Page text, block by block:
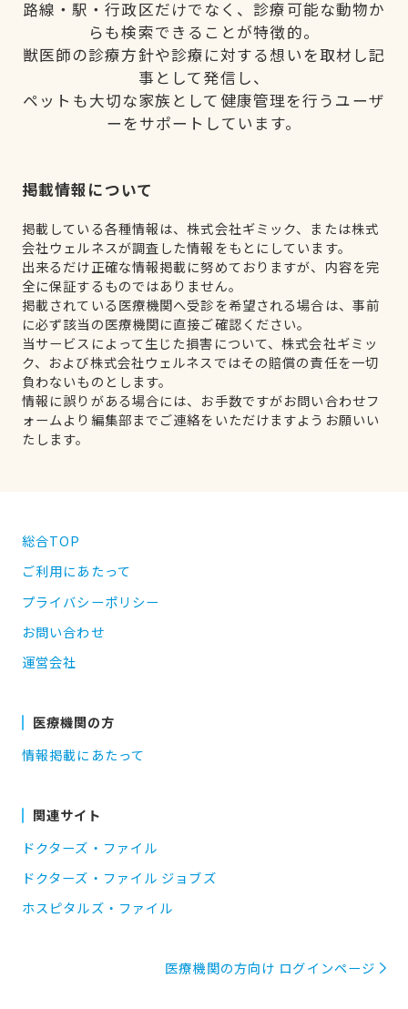
路線・駅・行政区だけでなく、診療可能な動物か
らも検索できることが特徴的。
獣医師の診療方針や診療に対する想いを取材し記
事として発信し、
ペットも大切な家族として健康管理を行うユーザ
ーをサポートしています。
掲載情報について
掲載している各種情報は、株式会社ギミック、または株式
会社ウェルネスが調査した情報をもとにしています。
出来るだけ正確な情報掲載に努めておりますが、内容を完
全に保証するものではありません。
掲載されている医療機関へ受診を希望される場合は、事前
に必ず該当の医療機関に直接ご確認ください。
当サービスによって生じた損害について、株式会社ギミッ
ク、および株式会社ウェルネスではその賠償の責任を一切
負わないものとします。
情報に誤りがある場合には、お手数ですがお問い合わせフ
ォームより編集部までご連絡をいただけますようお願いい
たします。
総合TOP
ご利用にあたって
プライバシーポリシー
お問い合わせ
運営会社
医療機関の方
情報掲載にあたって
関連サイト
ドクターズ・ファイル
ドクターズ・ファイル ジョブズ
ホスピタルズ・ファイル
医療機関の方向け ログインページ